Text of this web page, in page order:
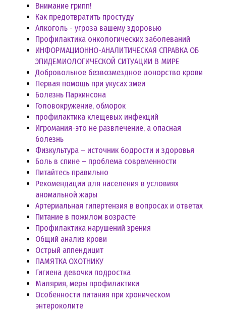
Внимание грипп!
Как предотвратить простуду
Алкоголь - угроза вашему здоровью
Профилактика онкологических заболеваний
ИНФОРМАЦИОННО-АНАЛИТИЧЕСКАЯ СПРАВКА ОБ
ЭПИДЕМИОЛОГИЧЕСКОЙ СИТУАЦИИ В МИРЕ
Добровольное безвозмездное донорство крови
Первая помощь при укусах змеи
Болезнь Паркинсона
Головокружение, обморок
профилактика клещевых инфекций
Игромания-это не развлечение, а опасная
болезнь
Физкультура – источник бодрости и здоровья
Боль в спине – проблема современности
Питайтесь правильно
Рекомендации для населения в условиях
аномальной жары
Артериальная гипертензия в вопросах и ответах
Питание в пожилом возрасте
Профилактика нарушений зрения
Общий анализ крови
Острый аппендицит
ПАМЯТКА ОХОТНИКУ
Гигиена девочки подростка
Малярия, меры профилактики
Особенности питания при хроническом
энтероколите